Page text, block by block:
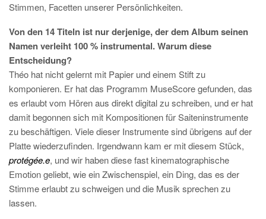
Stimmen, Facetten unserer Persönlichkeiten.
Von den 14 Titeln ist nur derjenige, der dem Album seinen
Namen verleiht 100 % instrumental. Warum diese
Entscheidung?
Théo hat nicht gelernt mit Papier und einem Stift zu
komponieren. Er hat das Programm MuseScore gefunden, das
es erlaubt vom Hören aus direkt digital zu schreiben, und er hat
damit begonnen sich mit Kompositionen für Saiteninstrumente
zu beschäftigen. Viele dieser Instrumente sind übrigens auf der
Platte wiederzufinden. Irgendwann kam er mit diesem Stück,
protégée.e, und wir haben diese fast kinematographische
Emotion geliebt, wie ein Zwischenspiel, ein Ding, das es der
Stimme erlaubt zu schweigen und die Musik sprechen zu
lassen.